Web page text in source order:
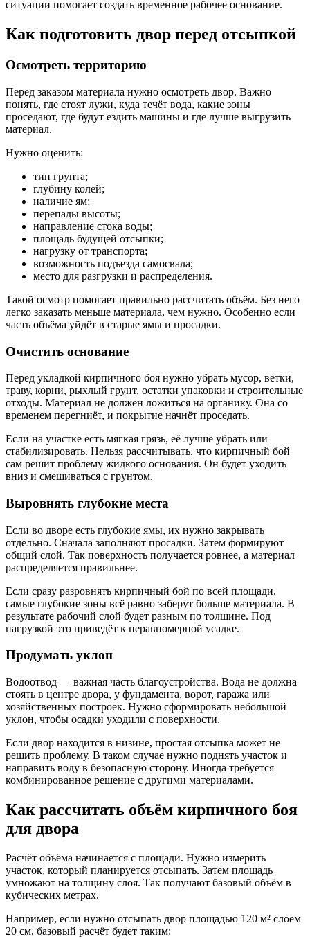
ситуации помогает создать временное рабочее основание.
Как подготовить двор перед отсыпкой
Осмотреть территорию
Перед заказом материала нужно осмотреть двор. Важно
понять, где стоят лужи, куда течёт вода, какие зоны
проседают, где будут ездить машины и где лучше выгрузить
материал.
Нужно оценить:
тип грунта;
глубину колей;
наличие ям;
перепады высоты;
направление стока воды;
площадь будущей отсыпки;
нагрузку от транспорта;
возможность подъезда самосвала;
место для разгрузки и распределения.
Такой осмотр помогает правильно рассчитать объём. Без него
легко заказать меньше материала, чем нужно. Особенно если
часть объёма уйдёт в старые ямы и просадки.
Очистить основание
Перед укладкой кирпичного боя нужно убрать мусор, ветки,
траву, корни, рыхлый грунт, остатки упаковки и строительные
отходы. Материал не должен ложиться на органику. Она со
временем перегниёт, и покрытие начнёт проседать.
Если на участке есть мягкая грязь, её лучше убрать или
стабилизировать. Нельзя рассчитывать, что кирпичный бой
сам решит проблему жидкого основания. Он будет уходить
вниз и смешиваться с грунтом.
Выровнять глубокие места
Если во дворе есть глубокие ямы, их нужно закрывать
отдельно. Сначала заполняют просадки. Затем формируют
общий слой. Так поверхность получается ровнее, а материал
распределяется правильнее.
Если сразу разровнять кирпичный бой по всей площади,
самые глубокие зоны всё равно заберут больше материала. В
результате рабочий слой будет разным по толщине. Под
нагрузкой это приведёт к неравномерной усадке.
Продумать уклон
Водоотвод — важная часть благоустройства. Вода не должна
стоять в центре двора, у фундамента, ворот, гаража или
хозяйственных построек. Нужно сформировать небольшой
уклон, чтобы осадки уходили с поверхности.
Если двор находится в низине, простая отсыпка может не
решить проблему. В таком случае нужно поднять участок и
направить воду в безопасную сторону. Иногда требуется
комбинированное решение с другими материалами.
Как рассчитать объём кирпичного боя
для двора
Расчёт объёма начинается с площади. Нужно измерить
участок, который планируется отсыпать. Затем площадь
умножают на толщину слоя. Так получают базовый объём в
кубических метрах.
Например, если нужно отсыпать двор площадью 120 м² слоем
20 см, базовый расчёт будет таким: